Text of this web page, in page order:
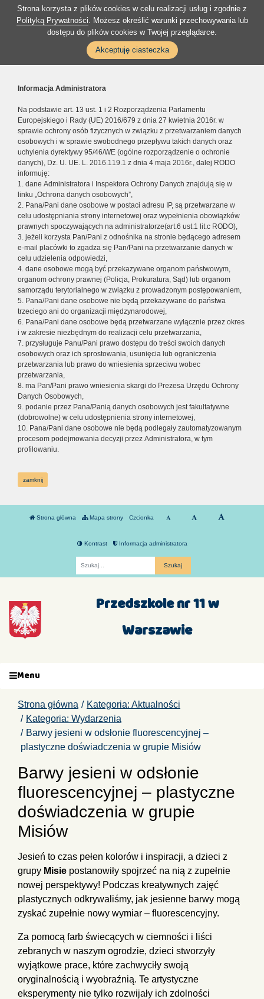
Strona korzysta z plików cookies w celu realizacji usług i zgodnie z
Polityką Prywatności. Możesz określić warunki przechowywania lub
dostępu do plików cookies w Twojej przeglądarce.
Akceptuję ciasteczka
Informacja Administratora
Na podstawie art. 13 ust. 1 i 2 Rozporządzenia Parlamentu
Europejskiego i Rady (UE) 2016/679 z dnia 27 kwietnia 2016r. w
sprawie ochrony osób fizycznych w związku z przetwarzaniem danych
osobowych i w sprawie swobodnego przepływu takich danych oraz
uchylenia dyrektywy 95/46/WE (ogólne rozporządzenie o ochronie
danych), Dz. U. UE. L. 2016.119.1 z dnia 4 maja 2016r., dalej RODO
informuję:
1. dane Administratora i Inspektora Ochrony Danych znajdują się w
linku „Ochrona danych osobowych”,
2. Pana/Pani dane osobowe w postaci adresu IP, są przetwarzane w
celu udostępniania strony internetowej oraz wypełnienia obowiązków
prawnych spoczywających na administratorze(art.6 ust.1 lit.c RODO),
3. jeżeli korzysta Pan/Pani z odnośnika na stronie będącego adresem
e-mail placówki to zgadza się Pan/Pani na przetwarzanie danych w
celu udzielenia odpowiedzi,
4. dane osobowe mogą być przekazywane organom państwowym,
organom ochrony prawnej (Policja, Prokuratura, Sąd) lub organom
samorządu terytorialnego w związku z prowadzonym postępowaniem,
5. Pana/Pani dane osobowe nie będą przekazywane do państwa
trzeciego ani do organizacji międzynarodowej,
6. Pana/Pani dane osobowe będą przetwarzane wyłącznie przez okres
i w zakresie niezbędnym do realizacji celu przetwarzania,
7. przysługuje Panu/Pani prawo dostępu do treści swoich danych
osobowych oraz ich sprostowania, usunięcia lub ograniczenia
przetwarzania lub prawo do wniesienia sprzeciwu wobec
przetwarzania,
8. ma Pan/Pani prawo wniesienia skargi do Prezesa Urzędu Ochrony
Danych Osobowych,
9. podanie przez Pana/Panią danych osobowych jest fakultatywne
(dobrowolne) w celu udostępnienia strony internetowej,
10. Pana/Pani dane osobowe nie będą podlegały zautomatyzowanym
procesom podejmowania decyzji przez Administratora, w tym
profilowaniu.
zamknij
Strona główna Mapa strony Czcionka
Kontrast Informacja administratora
Przedszkole nr 11 w
Warszawie
Menu
Strona główna
Kategoria: Aktualności
Kategoria: Wydarzenia
Barwy jesieni w odsłonie fluorescencyjnej –
plastyczne doświadczenia w grupie Misiów
Barwy jesieni w odsłonie
fluorescencyjnej – plastyczne
doświadczenia w grupie
Misiów
Jesień to czas pełen kolorów i inspiracji, a dzieci z
grupy Misie postanowiły spojrzeć na nią z zupełnie
nowej perspektywy! Podczas kreatywnych zajęć
plastycznych odkrywaliśmy, jak jesienne barwy mogą
zyskać zupełnie nowy wymiar – fluorescencyjny.
Za pomocą farb świecących w ciemności i liści
zebranych w naszym ogrodzie, dzieci stworzyły
wyjątkowe prace, które zachwyciły swoją
oryginalnością i wyobraźnią. Te artystyczne
eksperymenty nie tylko rozwijały ich zdolności